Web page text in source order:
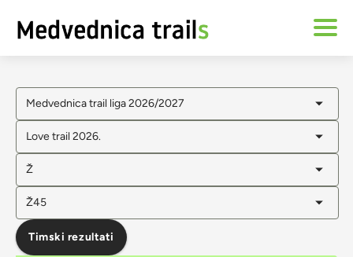
Medvednica trail liga 2026/2027
Love trail 2026.
Ž
Ž45
Timski rezultati